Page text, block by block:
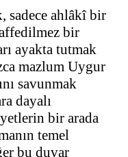
sadece ahlâkî bir
bir
ayakta tutmak
mazlum Uygur
savunmak
dayalı
bir arada
temel
bu duvar